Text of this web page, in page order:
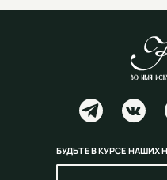
БУДЬТЕ В КУРСЕ